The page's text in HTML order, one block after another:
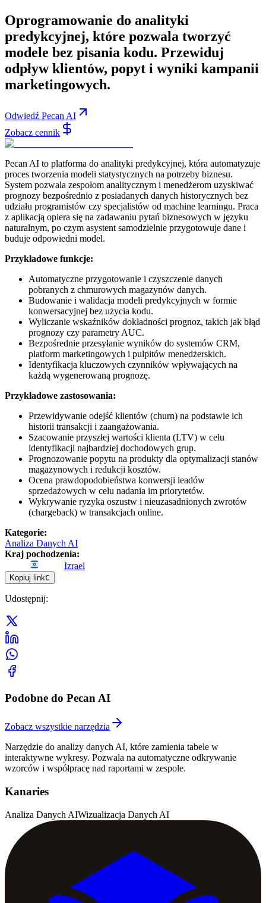
Oprogramowanie do analityki
predykcyjnej, które pozwala tworzyć
modele bez pisania kodu. Przewiduj
odpływ klientów, popyt i wyniki kampanii
marketingowych.
Odwiedź Pecan AI
Zobacz cennik
Pecan AI to platforma do analityki predykcyjnej, która automatyzuje
proces tworzenia modeli statystycznych na potrzeby biznesu.
System pozwala zespołom analitycznym i menedżerom uzyskiwać
prognozy bezpośrednio z posiadanych danych historycznych bez
udziału programistów czy specjalistów od machine learningu. Praca
z aplikacją opiera się na zadawaniu pytań biznesowych w języku
naturalnym, po czym asystent samodzielnie przygotowuje dane i
buduje odpowiedni model.
Przykładowe funkcje:
Automatyczne przygotowanie i czyszczenie danych
pobranych z chmurowych magazynów danych.
Budowanie i walidacja modeli predykcyjnych w formie
konwersacyjnej bez użycia kodu.
Wyliczanie wskaźników dokładności prognoz, takich jak błąd
prognozy czy parametry AUC.
Bezpośrednie przesyłanie wyników do systemów CRM,
platform marketingowych i pulpitów menedżerskich.
Identyfikacja kluczowych czynników wpływających na
każdą wygenerowaną prognozę.
Przykładowe zastosowania:
Przewidywanie odejść klientów (churn) na podstawie ich
historii transakcji i zaangażowania.
Szacowanie przyszłej wartości klienta (LTV) w celu
identyfikacji najbardziej dochodowych grup.
Prognozowanie popytu na produkty dla optymalizacji stanów
magazynowych i redukcji kosztów.
Ocena prawdopodobieństwa konwersji leadów
sprzedażowych w celu nadania im priorytetów.
Wykrywanie ryzyka oszustw i nieuzasadnionych zwrotów
(chargeback) w transakcjach online.
Kategorie:
Analiza Danych AI
Kraj pochodzenia:
Izrael
Kopiuj linkC
Udostępnij:
Podobne do Pecan AI
Zobacz wszystkie narzędzia
Narzędzie do analizy danych AI, które zamienia tabele w
interaktywne wykresy. Pozwala na automatyczne odkrywanie
wzorców i współpracę nad raportami w zespole.
Kanaries
Analiza Danych AIWizualizacja Danych AI